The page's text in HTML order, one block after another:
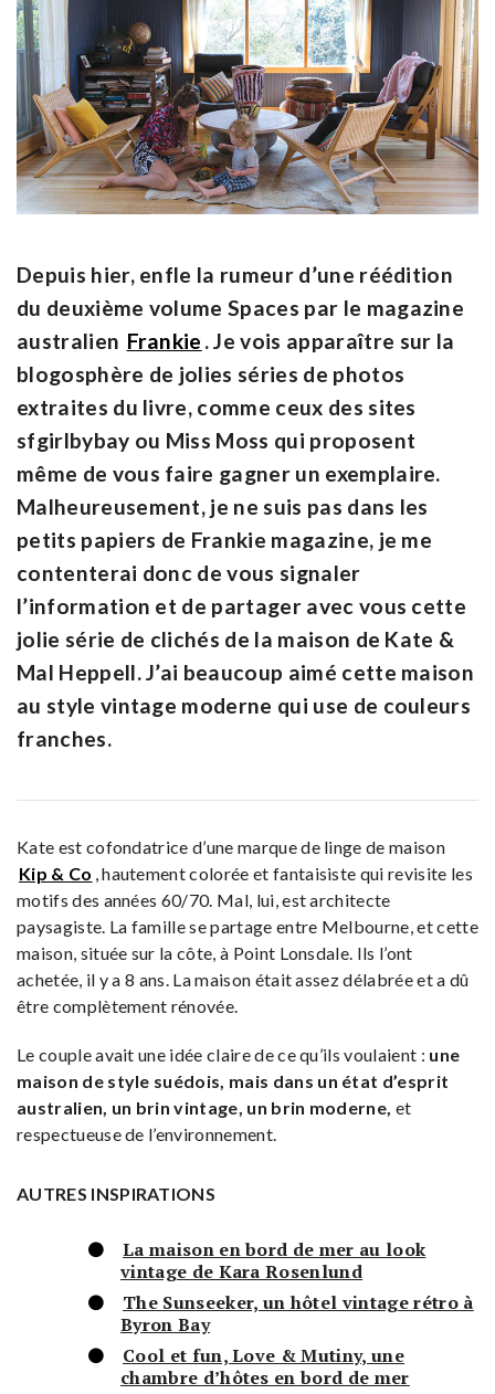
Depuis hier, enfle la rumeur d’une réédition
du deuxième volume Spaces par le magazine
australien Frankie . Je vois apparaître sur la
blogosphère de jolies séries de photos
extraites du livre, comme ceux des sites
sfgirlbybay ou Miss Moss qui proposent
même de vous faire gagner un exemplaire.
Malheureusement, je ne suis pas dans les
petits papiers de Frankie magazine, je me
contenterai donc de vous signaler
l’information et de partager avec vous cette
jolie série de clichés de la maison de Kate &
Mal Heppell. J’ai beaucoup aimé cette maison
au style vintage moderne qui use de couleurs
franches.
Kate est cofondatrice d’une marque de linge de maison
Kip & Co , hautement colorée et fantaisiste qui revisite les
motifs des années 60/70. Mal, lui, estarchitecte
paysagiste . La famille se partage entre Melbourne, et cette
maison, située sur la côte, à Point Lonsdale. Ils l’ont
achetée, il y a 8 ans. La maison était assez délabrée et a dû
être complètement rénovée.
Le couple avait une idée claire de ce qu’ils voulaient : une
maison de style suédois, mais dans un état d’esprit
australien, un brin vintage, un brin moderne, et
respectueuse de l’environnement.
AUTRES INSPIRATIONS
La maison en bord de mer au look
vintage de Kara Rosenlund
The Sunseeker, un hôtel vintage rétro à
Byron Bay
Cool et fun, Love & Mutiny, une
chambre d’hôtes en bord de mer